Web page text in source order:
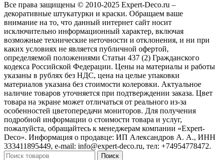
Все права защищены © 2010-2025 Expert-Deco.ru –
декоративные штукатурки и краски. Обращаем ваше
внимание на то, что данный интернет сайт носит
исключительно информационный характер, включая
возможные технические неточности и отклонения, и ни при
каких условиях не является публичной офертой,
определяемой положениями Статьи 437 (2) Гражданского
кодекса Российской Федерации. Цены на материалы и работы
указаны в рублях без НДС, цена на целые упаковки
материалов указана без стоимости колеровки. Актуальное
наличие товаров уточняется при подтверждении заказа. Цвет
товара на экране может отличаться от реального из‑за
особенностей цветопередачи мониторов. Для получения
подробной информации о стоимости товара и услуг,
пожалуйста, обращайтесь к менеджерам компании «Expert-
Deco». Информация о продавце: ИП Александров А. А., ИНН
333411895449, e-mail: info@expert-deco.ru, тел: +74954778472.
Поиск